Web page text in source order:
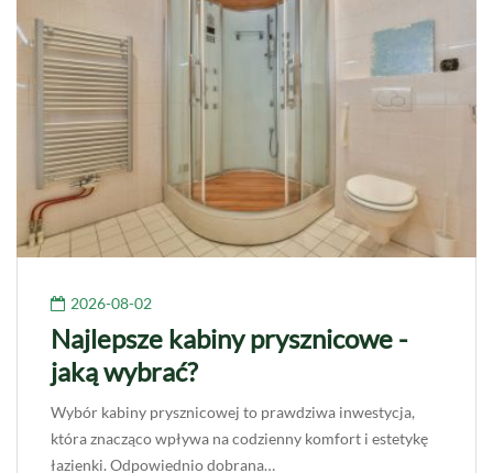
2026-08-02
Najlepsze kabiny prysznicowe -
jaką wybrać?
Wybór kabiny prysznicowej to prawdziwa inwestycja,
która znacząco wpływa na codzienny komfort i estetykę
łazienki. Odpowiednio dobrana…